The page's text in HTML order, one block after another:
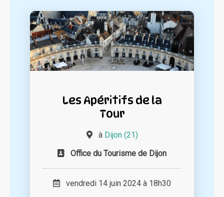
Les Apéritifs de la
Tour
à Dijon (21)
Office du Tourisme de Dijon
vendredi 14 juin 2024 à 18h30